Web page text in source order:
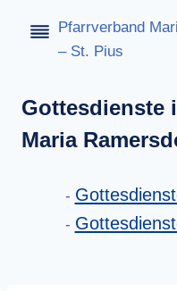
Inhalt
Pfarrverband
– St. Pius
Gottesdienste
Maria